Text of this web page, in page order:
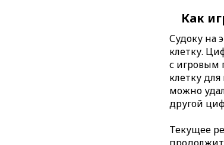
Как
Судоку на
клетку.
с игровым
клетку
можно
другой
Текущее